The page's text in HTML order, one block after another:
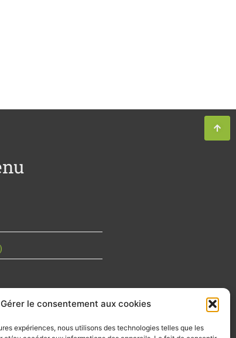
Gérer le consentement aux cookies
expériences, nous utilisons des technologies telles que les
LA FILIÈRE
articles terrain de nos